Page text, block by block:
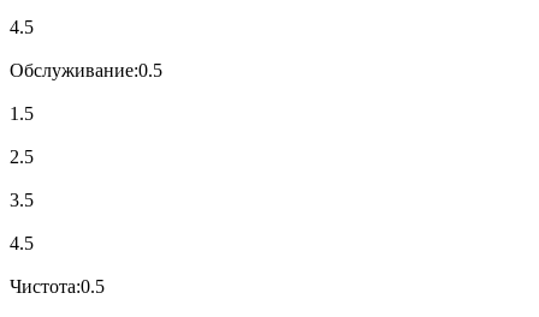
4.5
Обслуживание:0.5
1.5
2.5
3.5
4.5
Чистота:0.5